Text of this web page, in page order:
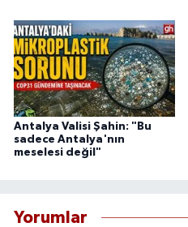
Antalya Valisi Şahin: "Bu
sadece Antalya'nın
meselesi değil"
Yorumlar